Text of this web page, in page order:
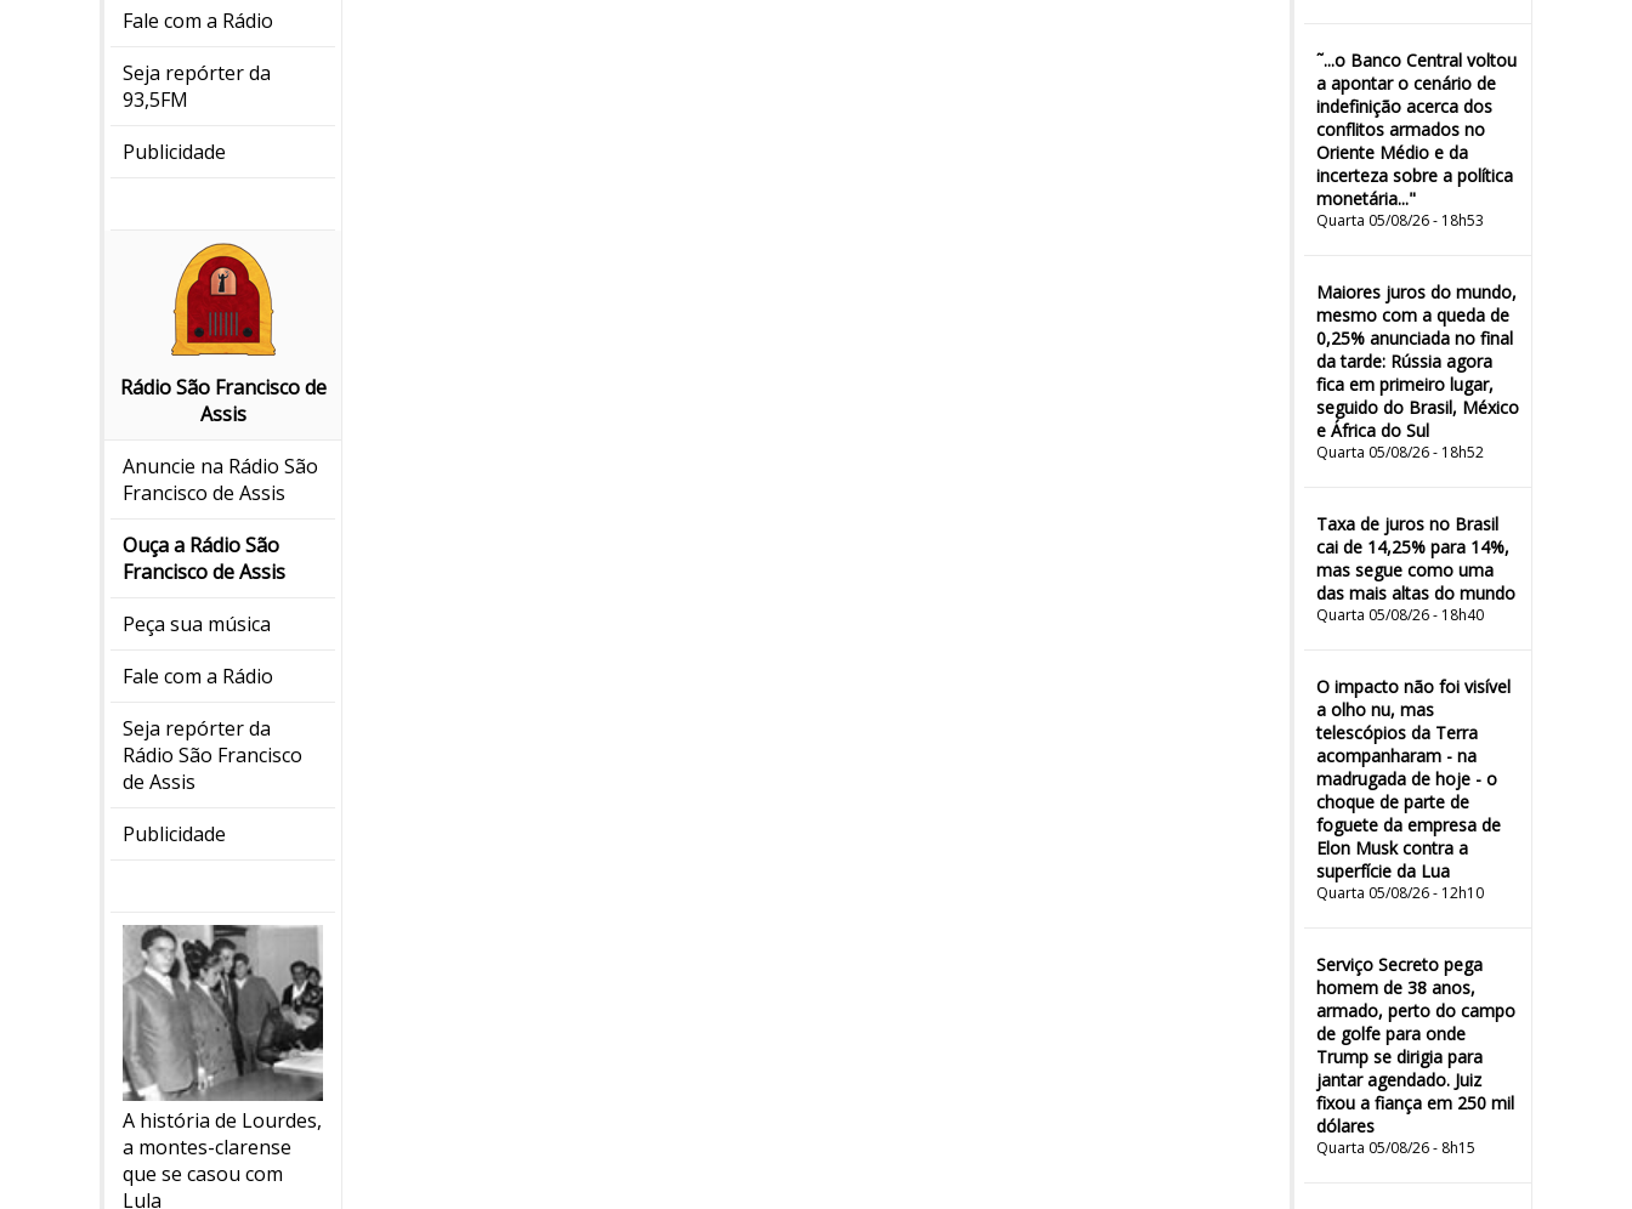
Fale com a Rádio
Seja repórter da
93,5FM
Publicidade
Rádio São Francisco de
Assis
Anuncie na Rádio São
Francisco de Assis
Ouça a Rádio São
Francisco de Assis
Peça sua música
Fale com a Rádio
Seja repórter da
Rádio São Francisco
de Assis
Publicidade
A história de Lourdes,
a montes-clarense
que se casou com
Lula
˜...o Banco Central voltou
a apontar o cenário de
indefinição acerca dos
conflitos armados no
Oriente Médio e da
incerteza sobre a política
monetária..."
Quarta 05/08/26 - 18h53
Maiores juros do mundo,
mesmo com a queda de
0,25% anunciada no final
da tarde: Rússia agora
fica em primeiro lugar,
seguido do Brasil, México
e África do Sul
Quarta 05/08/26 - 18h52
Taxa de juros no Brasil
cai de 14,25% para 14%,
mas segue como uma
das mais altas do mundo
Quarta 05/08/26 - 18h40
O impacto não foi visível
a olho nu, mas
telescópios da Terra
acompanharam - na
madrugada de hoje - o
choque de parte de
foguete da empresa de
Elon Musk contra a
superfície da Lua
Quarta 05/08/26 - 12h10
Serviço Secreto pega
homem de 38 anos,
armado, perto do campo
de golfe para onde
Trump se dirigia para
jantar agendado. Juiz
fixou a fiança em 250 mil
dólares
Quarta 05/08/26 - 8h15